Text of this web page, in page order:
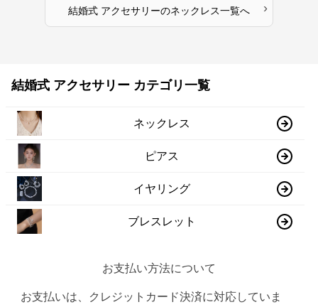
結婚式 アクセサリーのネックレス一覧へ ›
結婚式 アクセサリー カテゴリ一覧
ネックレス
ピアス
イヤリング
ブレスレット
お支払い方法について
お支払いは、クレジットカード決済に対応していま